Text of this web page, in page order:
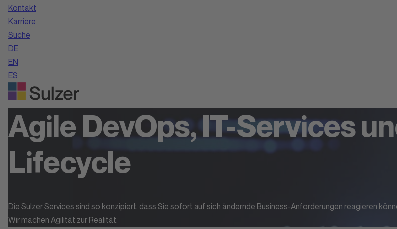
Kontakt
Karriere
Suche
DE
EN
ES
Agile DevOps, IT-Services
Lifecycle
Die Sulzer Services sind so konzipiert, dass Sie sofort auf sich ändernde Business-Anforderungen reagieren
Wir machen Agilität zur Realität.